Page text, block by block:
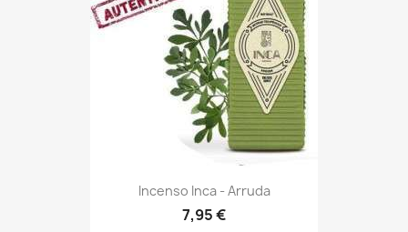
Incenso Inca - Arruda
7,95 €